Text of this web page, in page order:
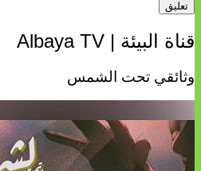
قناة البيئة | Albaya TV
وثائقي تحت الشمس